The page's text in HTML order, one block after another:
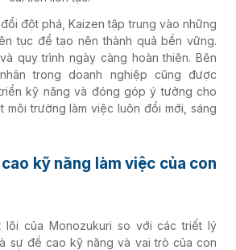
đột phá, Kaizen tập trung vào những
tục để tạo nên thành quả bền vững.
quy trình ngày càng hoàn thiện. Bên
trong doanh nghiệp cũng được
kỹ năng và đóng góp ý tưởng cho
môi trường làm việc luôn đổi mới, sáng
kỹ năng làm việc của con
lõi của Monozukuri so với các triết lý
sự đề cao kỹ năng và vai trò của con